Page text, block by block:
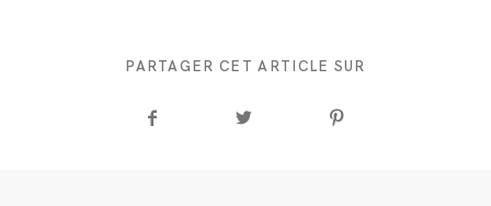
PARTAGER CET ARTICLE SUR